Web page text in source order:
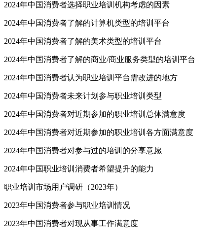
2024年中国消费者选择职业培训机构考虑的因素
2024年中国消费者了解的计算机类型的培训平台
2024年中国消费者了解的美术类型的培训平台
2024年中国消费者了解的商业/商业服务类型的培训平台
2024年中国消费者认为职业培训平台需改进的地方
2024年中国消费者未来计划参与职业培训类型
2024年中国消费者对近期参加的职业培训总体满意度
2024年中国消费者对近期参加的职业培训各方面满意度
2024年中国消费者对参与过的培训的分享意愿
2024年中国职业培训消费者希望提升的能力
职业培训市场用户调研（2023年）
2023年中国消费者参与职业培训情况
2023年中国消费者对现从事工作满意度